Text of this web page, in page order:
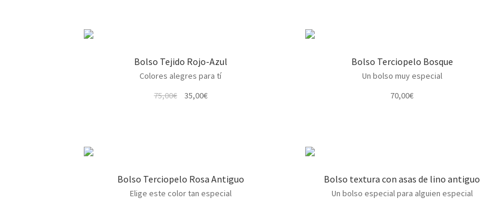
Bolso Tejido Rojo-Azul
Colores alegres para tí
75,00€ 35,00€El
Bolso Terciopelo Bosque
Un bolso muy especial
70,00€
Bolso Terciopelo Rosa Antiguo
Elige este color tan especial
Bolso textura con asas de lino antiguo
Un bolso especial para alguien especial